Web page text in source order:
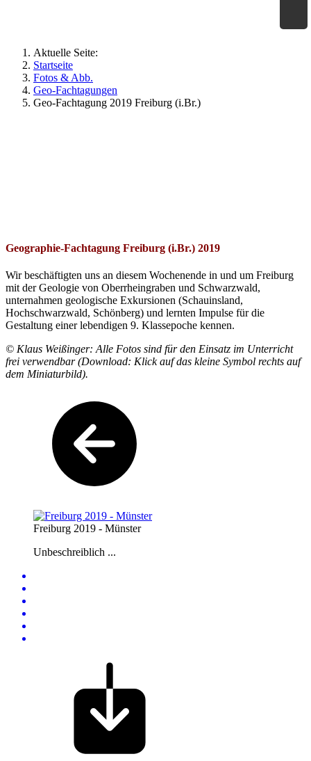
Aktuelle Seite:
Startseite
Fotos & Abb.
Geo-Fachtagungen
Geo-Fachtagung 2019 Freiburg (i.Br.)
Geographie-Fachtagung Freiburg (i.Br.) 2019
Wir beschäftigten uns an diesem Wochenende in und um Freiburg
mit der Geologie von Oberrheingraben und Schwarzwald,
unternahmen geologische Exkursionen (Schauinsland,
Hochschwarzwald, Schönberg) und lernten Impulse für die
Gestaltung einer lebendigen 9. Klassepoche kennen.
© Klaus Weißinger: Alle Fotos sind für den Einsatz im Unterricht
frei verwendbar (Download: Klick auf das kleine Symbol rechts auf
dem Miniaturbild).
Freiburg 2019 - Münster
Unbeschreiblich ...